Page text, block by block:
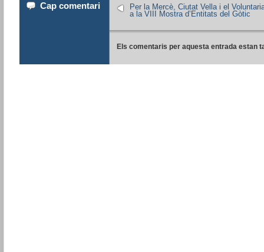
Cap comentari
Per la Mercè, Ciutat Vella i el
a la VIII Mostra d’Entitats del Gòtic
Els comentaris per aquesta entrada estan